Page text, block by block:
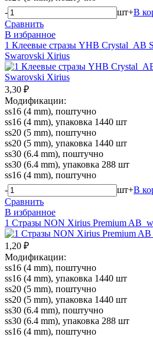
-
шт+В
Сравнить
В избранное
1 Клеевые стразы YHB Crystal_AB
Swarovski Xirius
3,30 ₽
Модификации:
ss16 (4 mm), поштучно
ss16 (4 mm), упаковка 1440 шт
ss20 (5 mm), поштучно
ss20 (5 mm), упаковка 1440 шт
ss30 (6.4 mm), поштучно
ss30 (6.4 mm), упаковка 288 шт
ss16 (4 mm), поштучно
-
шт+В
Сравнить
В избранное
1 Стразы NON Xirius Premium
1,20 ₽
Модификации:
ss16 (4 mm), поштучно
ss16 (4 mm), упаковка 1440 шт
ss20 (5 mm), поштучно
ss20 (5 mm), упаковка 1440 шт
ss30 (6.4 mm), поштучно
ss30 (6.4 mm), упаковка 288 шт
ss16 (4 mm), поштучно